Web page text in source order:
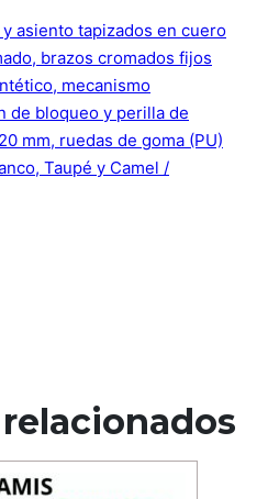
asiento tapizados en cuero
brazos cromados fijos
mecanismo
de bloqueo y perilla de
mm, ruedas de goma (PU)
Taupé y Camel /